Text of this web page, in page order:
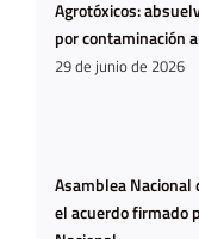
Agrotóxicos:
por contaminación
29 de junio de 2026
Asamblea Nacional
el acuerdo firmado